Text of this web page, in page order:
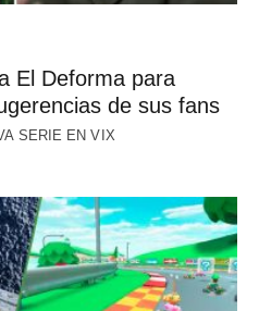
El Deforma para
de sus fans
SERIE EN VIX